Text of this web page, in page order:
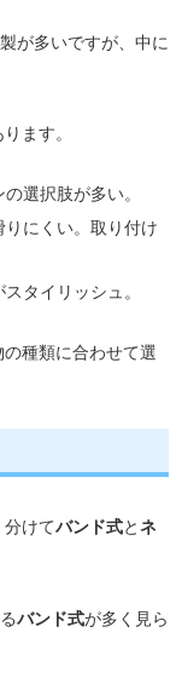
が多いですが、中に
ます。
選択肢が多い。
にくい。取り付け
タイリッシュ。
種類に合わせて選
けてバンド式とネ
バンド式が多く見ら